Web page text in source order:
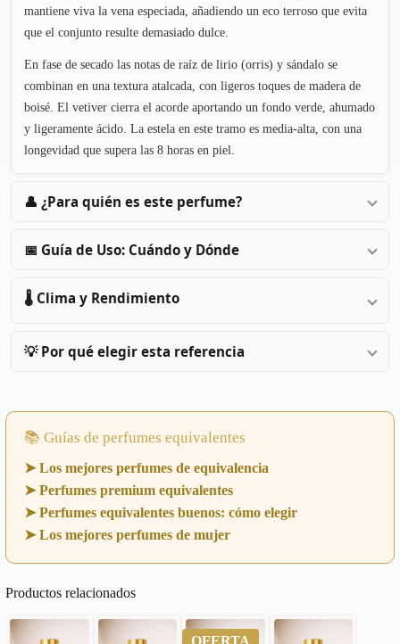
mantiene viva la vena especiada, añadiendo un eco terroso que evita
que el conjunto resulte demasiado dulce.
En fase de secado las notas de raíz de lirio (orris) y sándalo se
combinan en una textura atalcada, con ligeros toques de madera de
boisé. El vetiver cierra el acorde aportando un fondo verde, ahumado
y ligeramente ácido. La estela en este tramo es media-alta, con una
longevidad que supera las 8 horas en piel.
👤 ¿Para quién es este perfume?
📅 Guía de Uso: Cuándo y Dónde
🌡️ Clima y Rendimiento
💡 Por qué elegir esta referencia
📚 Guías de perfumes equivalentes
➤ Los mejores perfumes de equivalencia
➤ Perfumes premium equivalentes
➤ Perfumes equivalentes buenos: cómo elegir
➤ Los mejores perfumes de mujer
Productos relacionados
OFERTA